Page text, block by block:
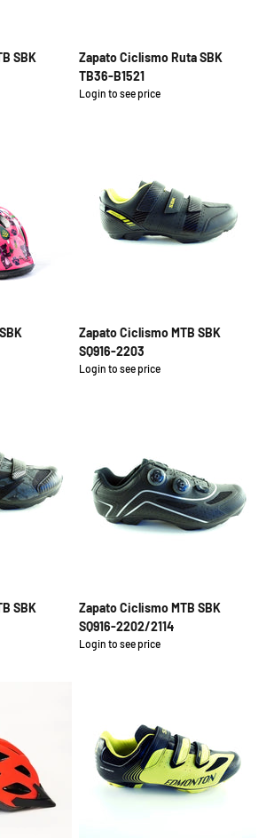
SBK
Zapato Ciclismo Ruta SBK
TB36-B1521
Precio de oferta
Login to see price
Zapato Ciclismo MTB SBK
SQ916-2203
Precio de oferta
Login to see price
SBK
Zapato Ciclismo MTB SBK
SQ916-2202/2114
Precio de oferta
Login to see price